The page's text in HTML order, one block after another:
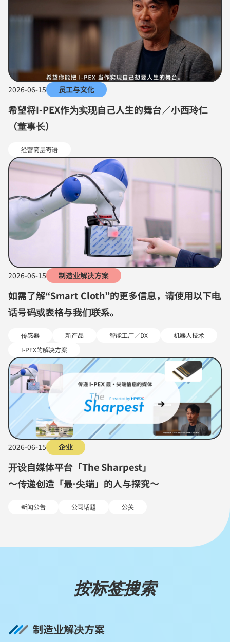
2026-06-15 员工与文化
希望将I-PEX作为实现自己人生的舞台／小西玲仁
（董事长）
经营高层寄语
2026-06-15 制造业解决方案
如需了解“Smart Cloth”的更多信息，请使用以下电
话号码或表格与我们联系。
传感器 新产品 智能工厂／DX
机器人技术
I-PEX的解决方案
2026-06-15 企业
开设自媒体平台「The Sharpest」
～传递创造「最·尖端」的人与探究～
新闻公告 公司话题 公关
按标签搜索
制造业解决方案